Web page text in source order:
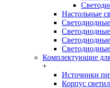
Настольные
Комплектующие
+
Источники
Корпус